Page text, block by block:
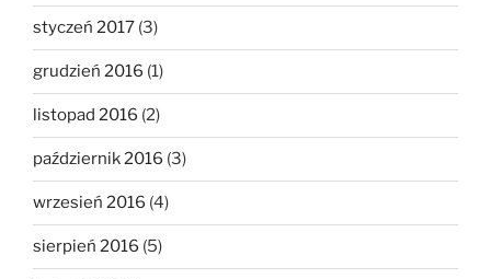
styczeń 2017 (3)
grudzień 2016 (1)
listopad 2016 (2)
październik 2016 (3)
wrzesień 2016 (4)
sierpień 2016 (5)